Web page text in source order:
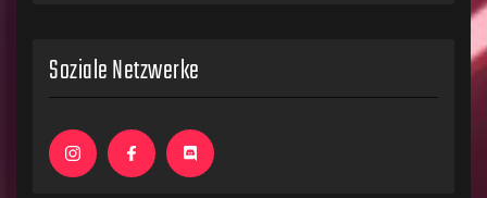
Soziale Netzwerke